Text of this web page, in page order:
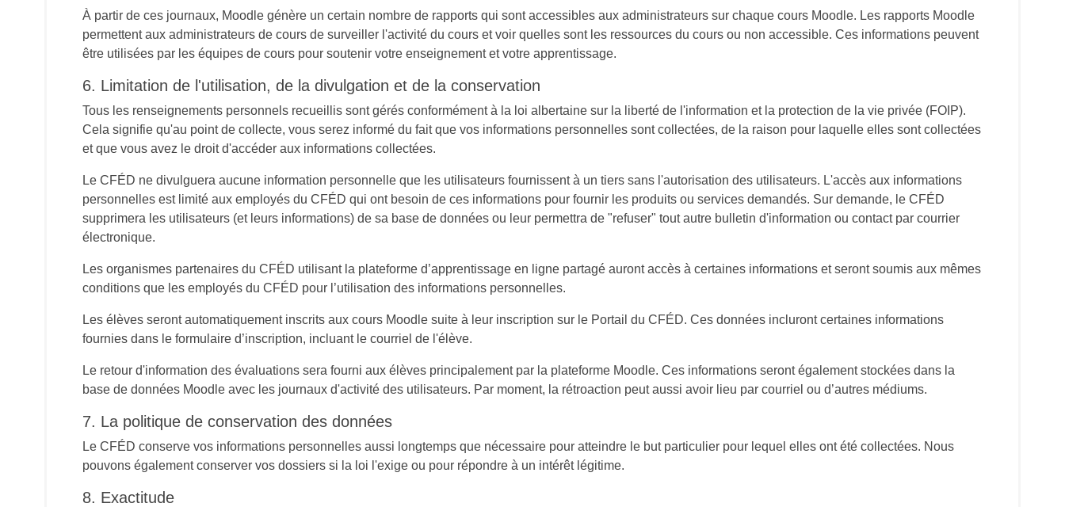
À partir de ces journaux, Moodle génère un certain nombre de rapports qui sont accessibles aux administrateurs sur chaque cours Moodle. Les rapports Moodle
permettent aux administrateurs de cours de surveiller l'activité du cours et voir quelles sont les ressources du cours ou non accessible. Ces informations peuvent
être utilisées par les équipes de cours pour soutenir votre enseignement et votre apprentissage.
6. Limitation de l'utilisation, de la divulgation et de la conservation
Tous les renseignements personnels recueillis sont gérés conformément à la loi albertaine sur la liberté de l'information et la protection de la vie privée (FOIP).
Cela signifie qu'au point de collecte, vous serez informé du fait que vos informations personnelles sont collectées, de la raison pour laquelle elles sont collectées
et que vous avez le droit d'accéder aux informations collectées.
Le CFÉD ne divulguera aucune information personnelle que les utilisateurs fournissent à un tiers sans l'autorisation des utilisateurs. L'accès aux informations
personnelles est limité aux employés du CFÉD qui ont besoin de ces informations pour fournir les produits ou services demandés. Sur demande, le CFÉD
supprimera les utilisateurs (et leurs informations) de sa base de données ou leur permettra de "refuser" tout autre bulletin d'information ou contact par courrier
électronique.
Les organismes partenaires du CFÉD utilisant la plateforme d’apprentissage en ligne partagé auront accès à certaines informations et seront soumis aux mêmes
conditions que les employés du CFÉD pour l’utilisation des informations personnelles.
Les élèves seront automatiquement inscrits aux cours Moodle suite à leur inscription sur le Portail du CFÉD. Ces données incluront certaines informations
fournies dans le formulaire d’inscription, incluant le courriel de l'élève.
Le retour d'information des évaluations sera fourni aux élèves principalement par la plateforme Moodle. Ces informations seront également stockées dans la
base de données Moodle avec les journaux d'activité des utilisateurs. Par moment, la rétroaction peut aussi avoir lieu par courriel ou d’autres médiums.
7. La politique de conservation des données
Le CFÉD conserve vos informations personnelles aussi longtemps que nécessaire pour atteindre le but particulier pour lequel elles ont été collectées. Nous
pouvons également conserver vos dossiers si la loi l'exige ou pour répondre à un intérêt légitime.
8. Exactitude